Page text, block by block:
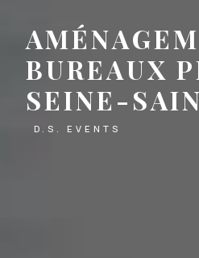
BUREAUX
SEINE-
D.S. EVENTS